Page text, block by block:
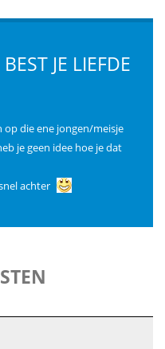
JE LIEFDE
op die ene jongen/meisje
je geen idee hoe je dat
achter